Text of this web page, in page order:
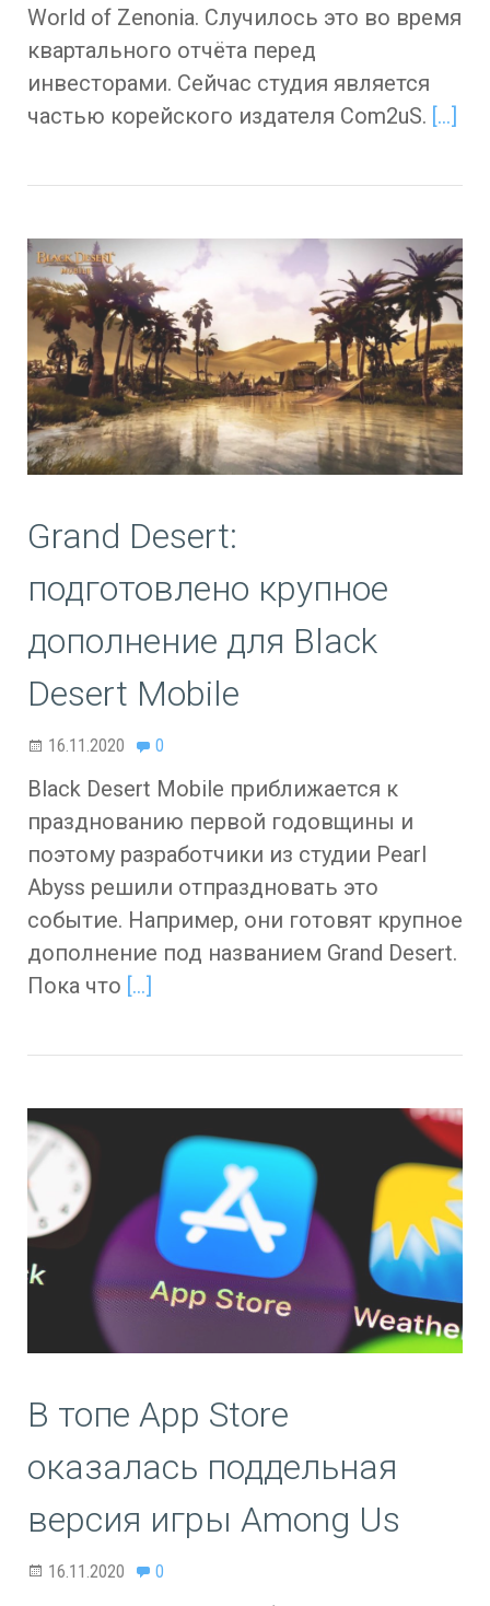
World of Zenonia. Случилось это во время
квартального отчёта перед
инвесторами. Сейчас студия является
частью корейского издателя Com2uS. […]
Grand Desert:
подготовлено крупное
дополнение для Black
Desert Mobile
16.11.2020 0
Black Desert Mobile приближается к
празднованию первой годовщины и
поэтому разработчики из студии Pearl
Abyss решили отпраздновать это
событие. Например, они готовят крупное
дополнение под названием Grand Desert.
Пока что […]
В топе App Store
оказалась поддельная
версия игры Among Us
16.11.2020 0